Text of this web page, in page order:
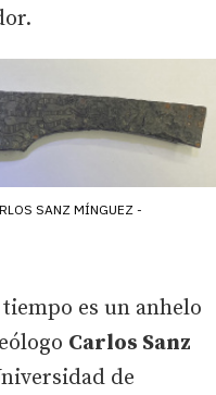
SANZ MÍNGUEZ -
es un anhelo
Carlos Sanz
de